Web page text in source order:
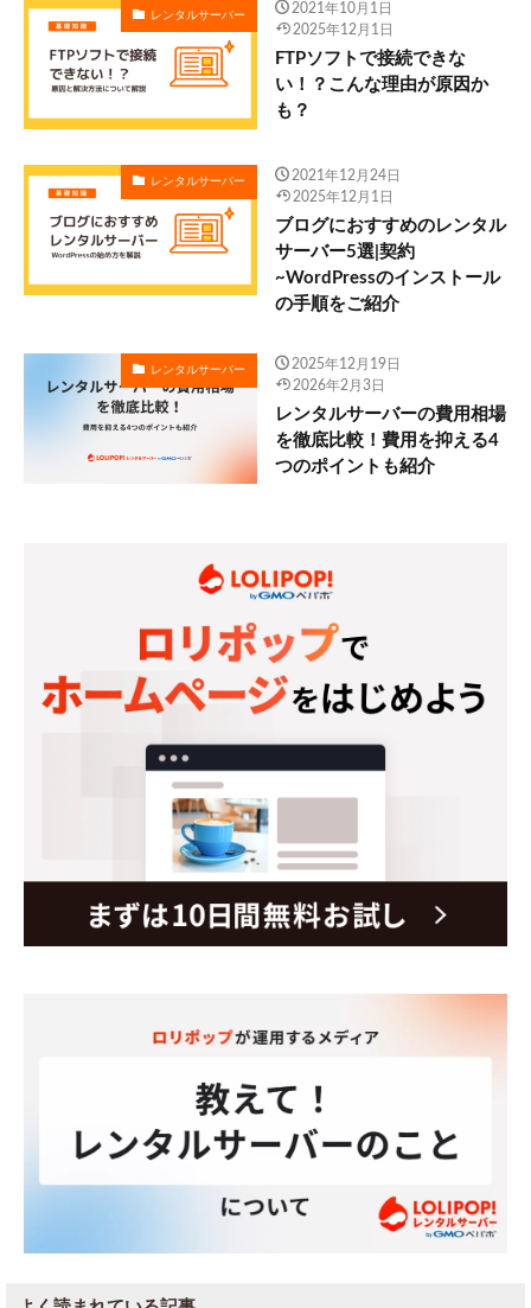
レンタルサーバー
2021年10月1日
2025年12月1日
FTPソフトで接続できな
い！？こんな理由が原因か
も？
レンタルサーバー
2021年12月24日
2025年12月1日
ブログにおすすめのレンタル
サーバー5選|契約
~WordPressのインストール
の手順をご紹介
レンタルサーバー
2025年12月19日
2026年2月3日
レンタルサーバーの費用相場
を徹底比較！費用を抑える4
つのポイントも紹介